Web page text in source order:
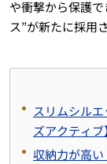
や衝撃から保護
ス”が新たに採用
スリムシル
ズアクティブ】
収納力が高